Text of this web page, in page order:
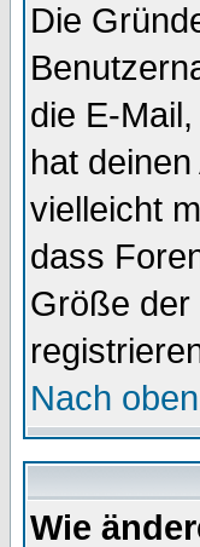
Die
die E-
hat
vielleicht
dass
Größe der
Nach oben
Wie